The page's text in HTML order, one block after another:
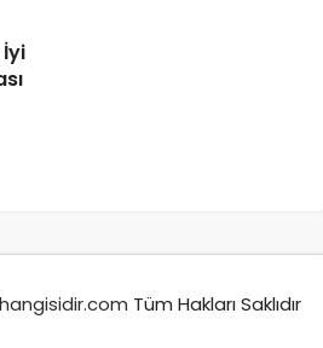
İyi
Tüm Hakları Saklıdır